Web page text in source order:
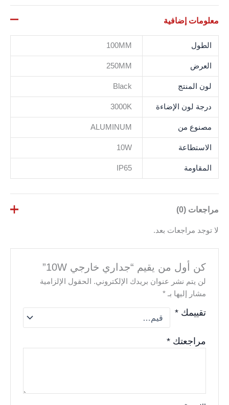
معلومات إضافية
الطول 100MM
العرض 250MM
لون المنتج Black
درجة لون الإضاءة 3000K
مصنوع من ALUMINUM
الاستطاعة 10W
المقاومة IP65
مراجعات (0)
لا توجد مراجعات بعد.
كن أول من يقيم “جداري خارجي 10W”
لن يتم نشر عنوان بريدك الإلكتروني.
الحقول الإلزامية
مشار إليها بـ*
تقييمك*
مراجعتك*